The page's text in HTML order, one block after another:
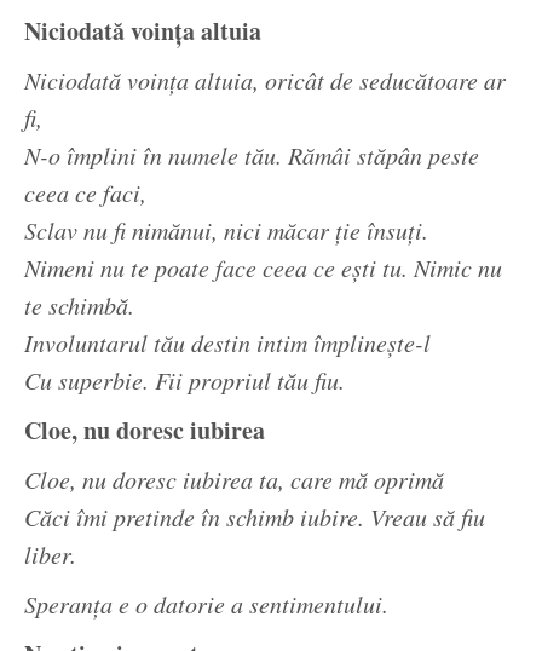
Niciodată voința altuia
Niciodată voința altuia, oricât de seducătoare ar
fi,
N-o împlini în numele tău. Rămâi stăpân peste
ceea ce faci,
Sclav nu fi nimănui, nici măcar ție însuți.
Nimeni nu te poate face ceea ce ești tu. Nimic nu
te schimbă.
Involuntarul tău destin intim împlinește-l
Cu superbie. Fii propriul tău fiu.
Cloe, nu doresc iubirea
Cloe, nu doresc iubirea ta, care mă oprimă
Căci îmi pretinde în schimb iubire. Vreau să fiu
liber.
Speranța e o datorie a sentimentului.